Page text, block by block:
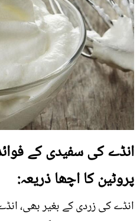
انڈے کی سفیدی کے
پروٹین کا اچھا ذریعہ:
انڈے کی زردی کے بغیر بھی،